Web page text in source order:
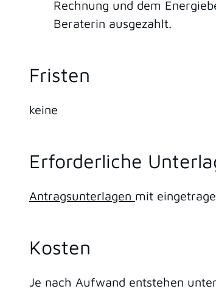
Rechnung und dem
Beraterin ausgezahlt.
Fristen
keine
Erforderliche
Antragsunterlagen mit
Kosten
Je nach Aufwand entstehen